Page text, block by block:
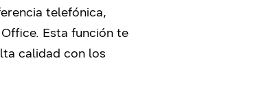
telefónica,
Esta función te
calidad con los